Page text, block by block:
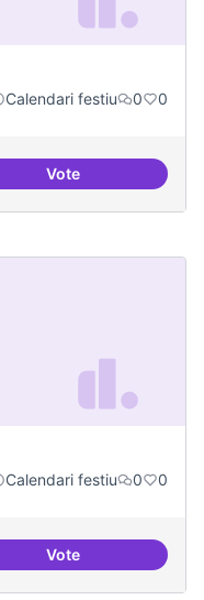
Calendari festiu 0 0
VoteUna única Festa
Calendari festiu 0 0
VoteCelebracions